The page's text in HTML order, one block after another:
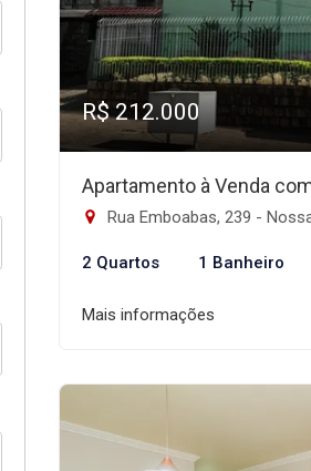
R$ 212.000
Apartamento à Venda
Rua Emboabas, 239 - Nossa
2 Quartos 1 Banheiro
Mais informações